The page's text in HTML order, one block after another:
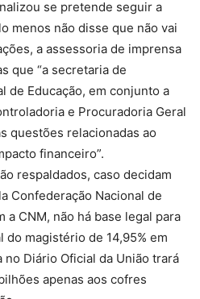
se pretende seguir a
menos não disse que não vai
a assessoria de imprensa
que “a secretaria de
de Educação, em conjunto a
e Procuradoria Geral
questões relacionadas ao
financeiro”.
respaldados, caso decidam
Confederação Nacional de
a CNM, não há base legal para
magistério de 14,95% em
no Diário Oficial da União trará
apenas aos cofres